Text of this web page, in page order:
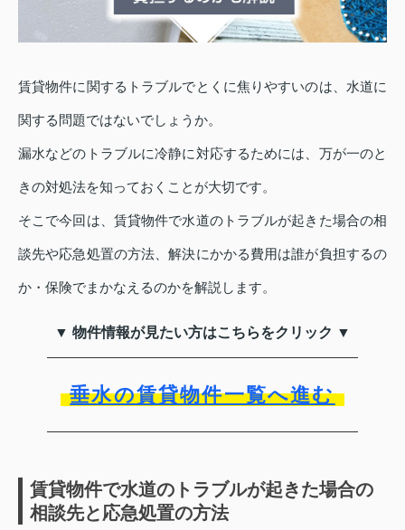
賃貸物件に関するトラブルでとくに焦りやすいのは、水道に
関する問題ではないでしょうか。
漏水などのトラブルに冷静に対応するためには、万が一のと
きの対処法を知っておくことが大切です。
そこで今回は、賃貸物件で水道のトラブルが起きた場合の相
談先や応急処置の方法、解決にかかる費用は誰が負担するの
か・保険でまかなえるのかを解説します。
▼ 物件情報が見たい方はこちらをクリック ▼
垂水の賃貸物件一覧へ進む
賃貸物件で水道のトラブルが起きた場合の
相談先と応急処置の方法